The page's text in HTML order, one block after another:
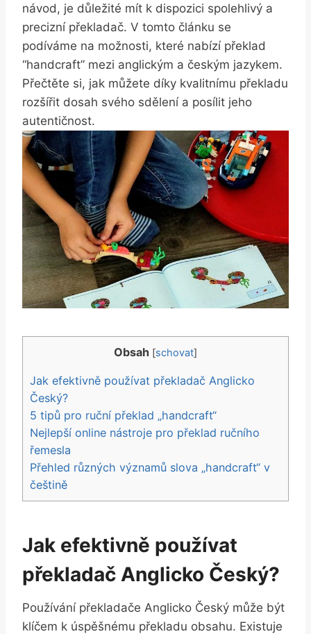
návod, je důležité mít k dispozici spolehlivý a
precizní překladač. V tomto článku se
podíváme na možnosti, které nabízí překlad
“handcraft” mezi anglickým a českým jazykem.
Přečtěte si, jak můžete díky kvalitnímu překladu
rozšířit dosah svého sdělení a posílit jeho
autentičnost.
Obsah [schovat]
Jak efektivně používat překladač Anglicko
Český?
5 tipů pro ruční překlad „handcraft“
Nejlepší online nástroje pro překlad ručního
řemesla
Přehled různých významů slova „handcraft“ v
češtině
Jak efektivně používat
překladač Anglicko Český?
Používání překladače Anglicko Český může být
klíčem k úspěšnému překladu obsahu. Existuje